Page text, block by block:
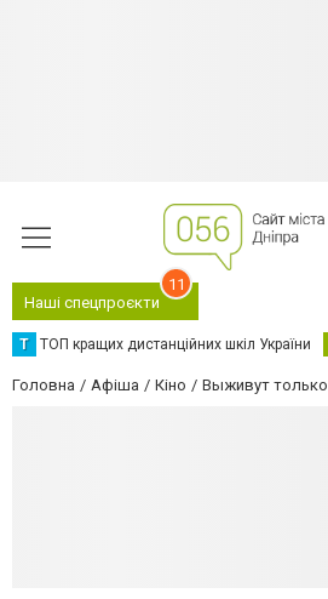
Наші спецпроєкти
11
Т ТОП кращих дистанційних шкіл України
Головна Афіша Кіно Выживут